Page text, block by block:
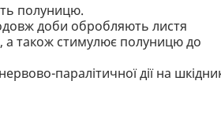
полуницю.
доби обробляють листя
а також стимулює полуницю до
паралітичної дії на